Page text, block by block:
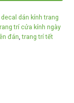
decal dán kính trang
trí cửa kính ngày
đán ,trang trí tết